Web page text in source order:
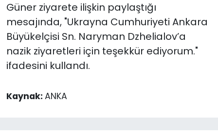
Güner ziyarete ilişkin paylaştığı
mesajında, "Ukrayna Cumhuriyeti Ankara
Büyükelçisi Sn. Naryman Dzhelialov’a
nazik ziyaretleri için teşekkür ediyorum."
ifadesini kullandı.
Kaynak: ANKA